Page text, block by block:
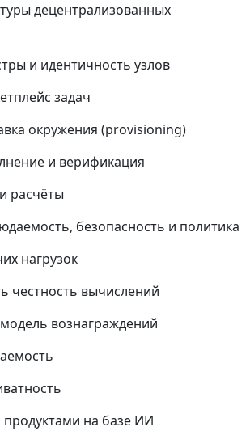
децентрализованных
и идентичность узлов
задач
окружения (provisioning)
и верификация
расчёты
безопасность и политика
нагрузок
честность вычислений
вознаграждений
продуктами на базе ИИ